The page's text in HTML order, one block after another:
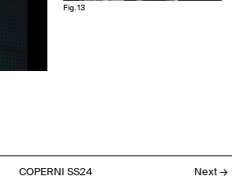
Fig. 13
COPERNI SS24 Next→